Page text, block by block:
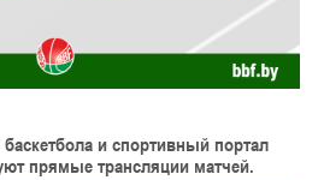
и спортивный портал
прямые трансляции матчей.